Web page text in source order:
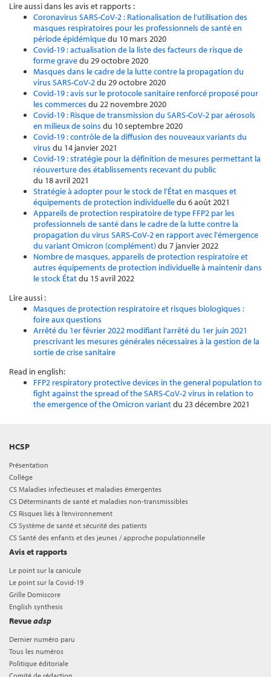
Lire aussi dans les avis et rapports :
Coronavirus SARS-CoV-2 : Rationalisation de l’utilisation des
masques respiratoires pour les professionnels de santé en
période épidémiquedu 10 mars 2020
Covid-19 : actualisation de la liste des facteurs de risque de
forme gravedu 29 octobre 2020
Masques dans le cadre de la lutte contre la propagation du
virus SARS-CoV-2du 29 octobre 2020
Covid-19 : avis sur le protocole sanitaire renforcé proposé pour
les commerces du 22 novembre 2020
Covid-19 : Risque de transmission du SARS-CoV-2 par aérosols
en milieux de soins du 10 septembre 2020
Covid-19 : contrôle de la diffusion des nouveaux variants du
virus du 14 janvier 2021
Covid-19 : stratégie pour la définition de mesures permettant la
réouverture des établissements recevant du public
du 18 avril 2021
Stratégie à adopter pour le stock de l’État en masques et
équipements de protection individuelledu 6 août 2021
Appareils de protection respiratoire de type FFP2 par les
professionnels de santé dans le cadre de la lutte contre la
propagation du virus SARS-CoV-2 en rapport avec l'émergence
du variant Omicron (complément) du 7 janvier 2022
Nombre de masques, appareils de protection respiratoire et
autres équipements de protection individuelle à maintenir dans
le stock Étatdu 15 avril 2022
Lire aussi :
Masques de protection respiratoire et risques biologiques :
foire aux questions
Arrêté du 1er février 2022 modifiant l’arrêté du 1er juin 2021
prescrivant les mesures générales nécessaires à la gestion de la
sortie de crise sanitaire
Read in english:
FFP2 respiratory protective devices in the general population to
fight against the spread of the SARS-CoV-2 virus in relation to
the emergence of the Omicron variantdu 23 décembre 2021
HCSP
Présentation
Collège
CS Maladies infectieuses et maladies émergentes
CS Déterminants de santé et maladies non-transmissibles
CS Risques liés à l’environnement
CS Système de santé et sécurité des patients
CS Santé des enfants et des jeunes / approche populationnelle
Avis et rapports
Le point sur la canicule
Le point sur la Covid-19
Grille Domiscore
English synthesis
Revueadsp
Dernier numéro paru
Tous les numéros
Politique éditoriale